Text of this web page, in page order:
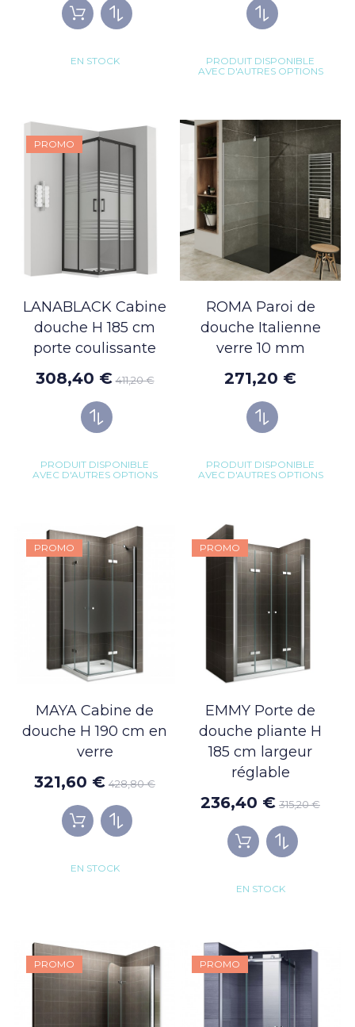
EN STOCK
PRODUIT DISPONIBLE
AVEC D'AUTRES OPTIONS
PROMO
LANABLACK Cabine
douche H 185 cm
porte coulissante
308,40 € 411,20 €
PRODUIT DISPONIBLE
AVEC D'AUTRES OPTIONS
ROMA Paroi de
douche Italienne
verre 10 mm
271,20 €
PRODUIT DISPONIBLE
AVEC D'AUTRES OPTIONS
PROMO
MAYA Cabine de
douche H 190 cm en
verre
321,60 € 428,80 €
EN STOCK
PROMO
EMMY Porte de
douche pliante H
185 cm largeur
réglable
236,40 € 315,20 €
EN STOCK
PROMO PROMO